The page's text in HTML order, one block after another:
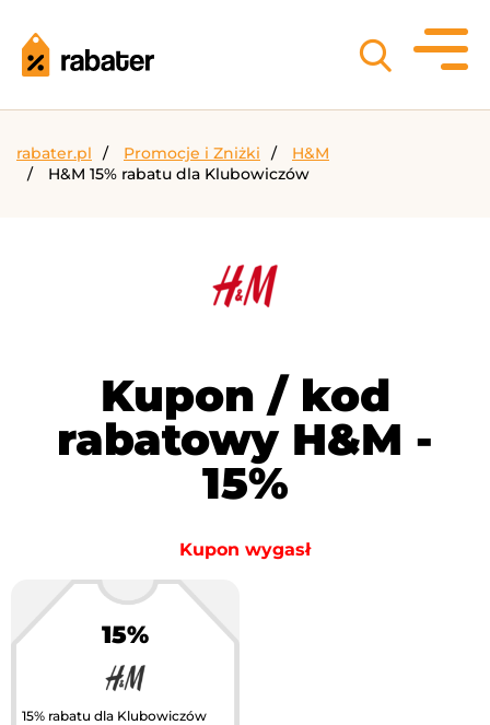
rabater.pl Promocje i Zniżki
H&M
H&M 15% rabatu dla Klubowiczów
Kupon / kod
rabatowy H&M -
15%
Kupon wygasł
15%
15% rabatu dla Klubowiczów